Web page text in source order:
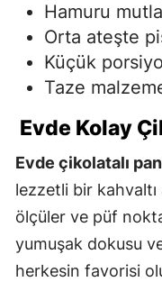
Hamuru
Orta ateşte
Küçük
Taze
Evde Kolay
Evde çikolatalı
lezzetli bir
ölçüler ve püf
yumuşak dokusu
herkesin favorisi